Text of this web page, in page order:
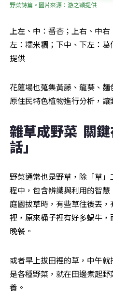
野菜詩篇。圖片來源：游之穎提供
上左、中：番杏；上右、中
左：糯米糰；下中、下左：
提供
花蓮場也蒐集黃藤、龍葵、
原住民特色植物進行分析，讓
雜草成野菜  關
話」
野菜通常也是野草，除「草
程中，包含辨識與利用的智
庭園拔草時，有些草往後丟
裡，原來桶子裡有好多蝸牛
晚餐。
或者早上拔田裡的草，中午
是各種野菜，就在田邊煮起
養。